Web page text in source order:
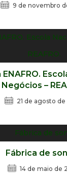
9 de novembro
ENAFRO.
Negócios –
21 de agosto
Fábrica de
14 de maio de